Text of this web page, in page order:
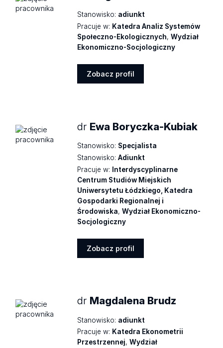
Stanowisko: adiunkt
Pracuje w: Katedra Analiz Systemów
Społeczno-Ekologicznych,Wydział
Ekonomiczno-Socjologiczny
Zobacz profil
dr Ewa Boryczka-Kubiak
Stanowisko: Specjalista
Stanowisko: Adiunkt
Pracuje w:
Interdyscyplinarne
Centrum Studiów Miejskich
Uniwersytetu Łódzkiego, Katedra
Gospodarki Regionalnej i
Środowiska,Wydział Ekonomiczno-
Socjologiczny
Zobacz profil
dr Magdalena Brudz
Stanowisko: adiunkt
Pracuje w: Katedra Ekonometrii
Przestrzennej,Wydział